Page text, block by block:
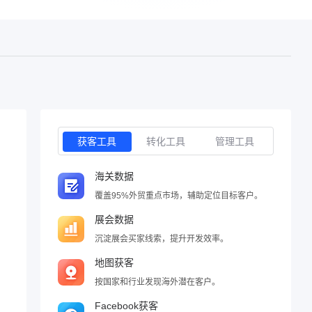
获客工具 转化工具 管理工具
海关数据
覆盖95%外贸重点市场，辅助定位目标客户。
展会数据
沉淀展会买家线索，提升开发效率。
地图获客
按国家和行业发现海外潜在客户。
Facebook获客